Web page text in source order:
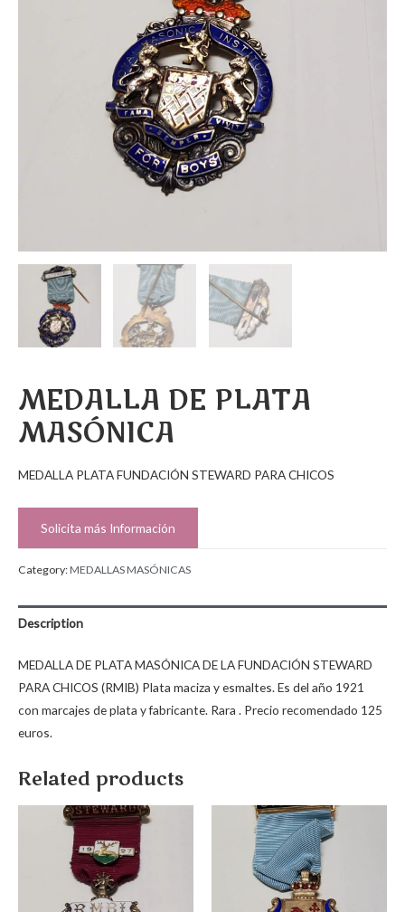
MEDALLA DE PLATA
MASÓNICA
MEDALLA PLATA FUNDACIÓN STEWARD PARA CHICOS
Solicita más Información
Category:MEDALLAS MASÓNICAS
Description
MEDALLA DE PLATA MASÓNICA DE LA FUNDACIÓN STEWARD
PARA CHICOS (RMIB) Plata maciza y esmaltes. Es del año 1921
con marcajes de plata y fabricante. Rara . Precio recomendado 125
euros.
Related products